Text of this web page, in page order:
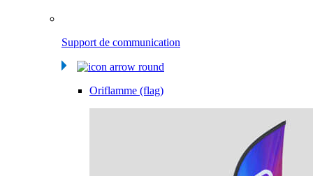
Support de communication
Oriflamme (flag)